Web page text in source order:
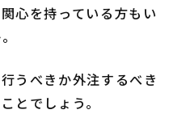
心を持っている方もい
うべきか外注するべき
とでしょう。